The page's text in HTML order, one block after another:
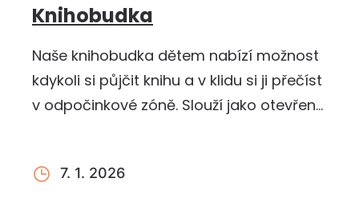
Knihobudka
Naše knihobudka dětem nabízí možnost
kdykoli si půjčit knihu a v klidu si ji přečíst
v odpočinkové zóně. Slouží jako otevřená
7. 1. 2026